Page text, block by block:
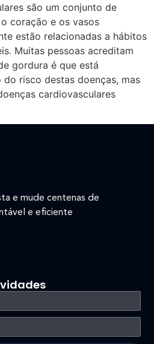
são um conjunto de
coração e os vasos
estão relacionadas a hábitos
Muitas pessoas acreditam
gordura é que está
risco destas doenças, mas
cardiovasculares
e mude centenas de
e eficiente